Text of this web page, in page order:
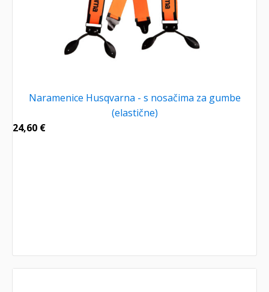
Naramenice Husqvarna - s nosačima za gumbe
(elastične)
24,60 €